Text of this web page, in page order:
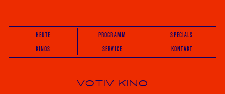
HEUTE PROGRAMM
SPECIALS
KINOS
SERVICE KONTAKT
VOTIV KINO